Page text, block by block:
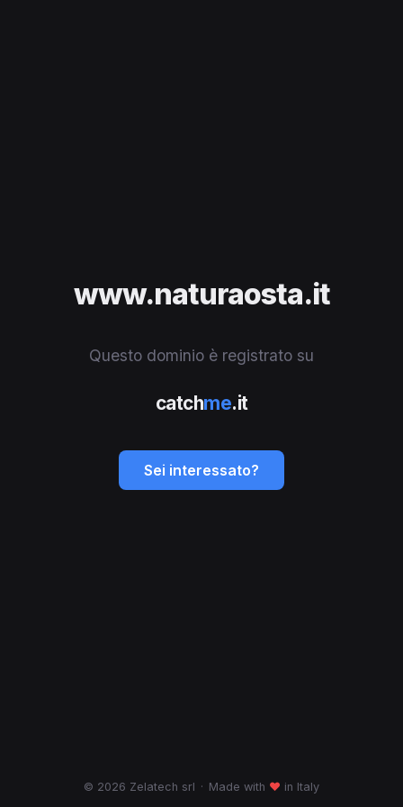
www.naturaosta.it
Questo dominio è registrato su
catchme.it
Sei interessato?
© 2026 Zelatech srl · Made with ♥ in Italy